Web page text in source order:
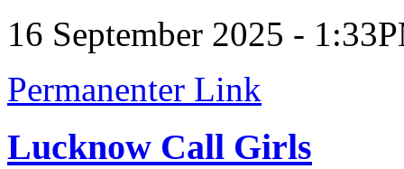
16 September 2025 -
Permanenter Link
Lucknow Call Girls